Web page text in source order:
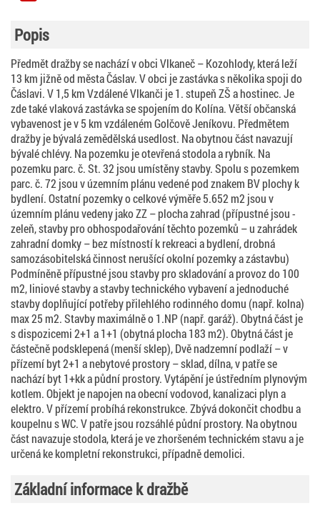
Popis
Předmět dražby se nachází v obci Vlkaneč – Kozohlody, která leží
13 km jižně od města Čáslav. V obci je zastávka s několika spoji do
Čáslavi. V 1,5 km Vzdálené Vlkanči je 1. stupeň ZŠ a hostinec. Je
zde také vlaková zastávka se spojením do Kolína. Větší občanská
vybavenost je v 5 km vzdáleném Golčově Jeníkovu. Předmětem
dražby je bývalá zemědělská usedlost. Na obytnou část navazují
bývalé chlévy. Na pozemku je otevřená stodola a rybník. Na
pozemku parc. č. St. 32 jsou umístěny stavby. Spolu s pozemkem
parc. č. 72 jsou v územním plánu vedené pod znakem BV plochy k
bydlení. Ostatní pozemky o celkové výměře 5.652 m2 jsou v
územním plánu vedeny jako ZZ – plocha zahrad (přípustné jsou -
zeleň, stavby pro obhospodařování těchto pozemků – u zahrádek
zahradní domky – bez místností k rekreaci a bydlení, drobná
samozásobitelská činnost nerušící okolní pozemky a zástavbu)
Podmíněně přípustné jsou stavby pro skladování a provoz do 100
m2, liniové stavby a stavby technického vybavení a jednoduché
stavby doplňující potřeby přilehlého rodinného domu (např. kolna)
max 25 m2. Stavby maximálně o 1.NP (např. garáž). Obytná část je
s dispozicemi 2+1 a 1+1 (obytná plocha 183 m2). Obytná část je
částečně podsklepená (menší sklep), Dvě nadzemní podlaží – v
přízemí byt 2+1 a nebytové prostory – sklad, dílna, v patře se
nachází byt 1+kk a půdní prostory. Vytápění je ústředním plynovým
kotlem. Objekt je napojen na obecní vodovod, kanalizaci plyn a
elektro. V přízemí probíhá rekonstrukce. Zbývá dokončit chodbu a
koupelnu s WC. V patře jsou rozsáhlé půdní prostory. Na obytnou
část navazuje stodola, která je ve zhoršeném technickém stavu a je
určená ke kompletní rekonstrukci, případně demolici.
Základní informace k dražbě